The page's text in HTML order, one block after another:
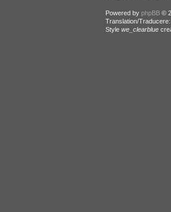
Powered by phpBB©
Translation/Traducere:
Style we_clearblue